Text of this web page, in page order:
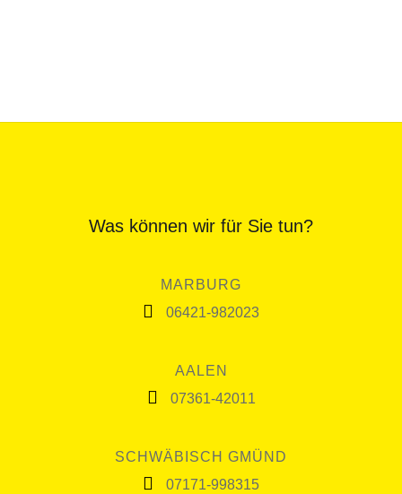
Was können wir für Sie tun?
MARBURG
06421-982023
AALEN
07361-42011
SCHWÄBISCH GMÜND
07171-998315